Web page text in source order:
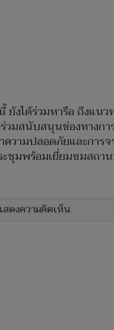
ยังได้ร่วมหารือ ถึงแน
วมสนับสนุนช่องทางก
วามปลอดภัยและการจ
ะชุมพร้อมเยี่ยมชมสถา
สดงความคิดเห็น